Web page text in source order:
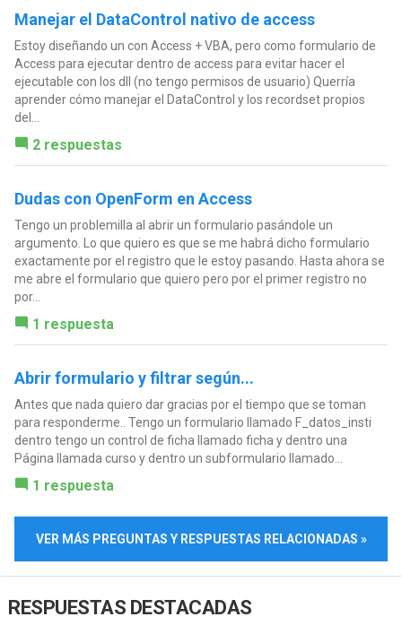
Manejar el DataControl nativo de access
Estoy diseñando un con Access + VBA, pero como formulario de
Access para ejecutar dentro de access para evitar hacer el
ejecutable con los dll (no tengo permisos de usuario) Querría
aprender cómo manejar el DataControl y los recordset propios
del...
2 respuestas
Dudas con OpenForm en Access
Tengo un problemilla al abrir un formulario pasándole un
argumento. Lo que quiero es que se me habrá dicho formulario
exactamente por el registro que le estoy pasando. Hasta ahora se
me abre el formulario que quiero pero por el primer registro no
por...
1 respuesta
Abrir formulario y filtrar según...
Antes que nada quiero dar gracias por el tiempo que se toman
para responderme.. Tengo un formulario llamado F_datos_insti
dentro tengo un control de ficha llamado ficha y dentro una
Página llamada curso y dentro un subformulario llamado...
1 respuesta
VER MÁS PREGUNTAS Y RESPUESTAS RELACIONADAS »
RESPUESTAS DESTACADAS